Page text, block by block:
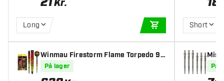
Kr.
Long
TILFØJ TIL KURV
Winmau Firestorm Flame Torpedo 9
0% Dartpile
På lager
Short
er
På